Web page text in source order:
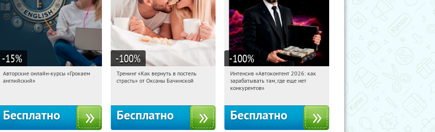
-15%
12:43:03 Получили:
Авторские онлайн-курсы «Грокаем
английский»
Бесплатно
-100%
12:43:03 Получили:
Тренинг «Как вернуть в постель
страсть» от Оксаны Бачинской
Бесплатно
-100%
12:43:03 Получили:
Россия
Интенсив «Автоконтент 2026: как
зарабатывать там, где еще нет
конкурентов»
Бесплатно